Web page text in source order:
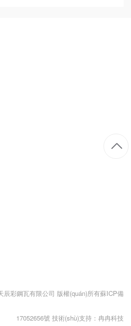
彩鋼瓦有限公司 版權(quán)所有蘇ICP備
17052656號 技術(shù)支持： 冉冉科技